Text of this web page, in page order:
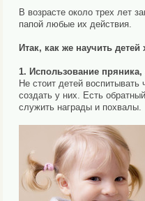
В возрасте около трех лет
папой любые их действия.
Итак, как же научить
1. Использование пряника,
Не стоит детей
создать у них. Есть
служить награды и похвалы.